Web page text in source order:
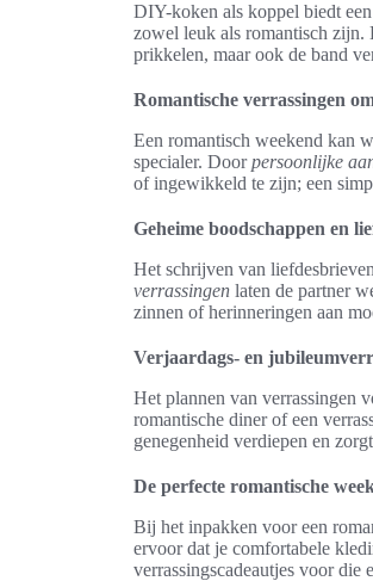
DIY-koken als koppel biedt
zowel leuk als romantisch zijn.
prikkelen, maar ook de band
Romantische verrassingen
Een romantisch weekend kan
specialer. Doorpersoonlijke
of ingewikkeld te zijn; een
Geheime boodschappen en
Het schrijven van
verrassingen laten de partner
zinnen of herinneringen aan
Verjaardags- en
Het plannen van verrassingen
romantische diner of een
genegenheid verdiepen en
De perfecte romantische
Bij het inpakken voor een
ervoor dat je comfortabele
verrassingscadeautjes voor die